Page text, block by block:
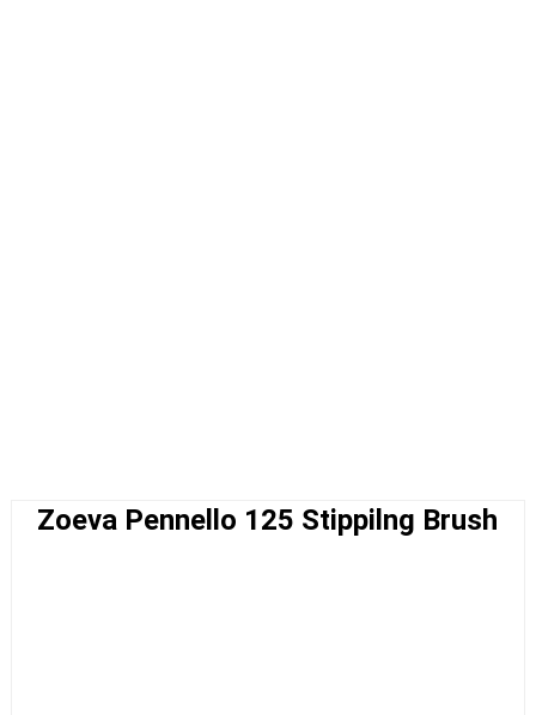
Zoeva Pennello 125 Stippilng Brush